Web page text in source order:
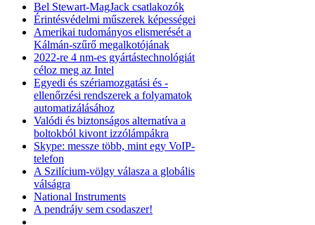
Bel Stewart-MagJack csatlakozók
Érintésvédelmi műszerek képességei
Amerikai tudományos elismerését a
Kálmán-szűrő megalkotójának
2022-re 4 nm-es gyártástechnológiát
céloz meg az Intel
Egyedi és szériamozgatási és -
ellenőrzési rendszerek a folyamatok
automatizálásához
Valódi és biztonságos alternatíva a
boltokból kivont izzólámpákra
Skype: messze több, mint egy VoIP-
telefon
A Szilícium-völgy válasza a globális
válságra
National Instruments
A pendrájv sem csodaszer!